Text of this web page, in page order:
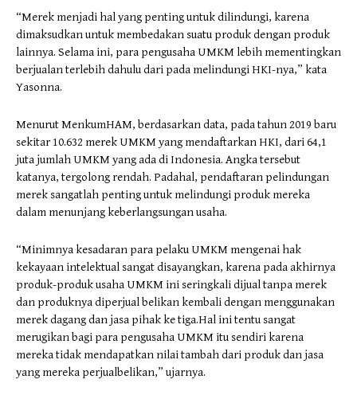
“Merek menjadi hal yang penting untuk dilindungi, karena
dimaksudkan untuk membedakan suatu produk dengan produk
lainnya. Selama ini, para pengusaha UMKM lebih mementingkan
berjualan terlebih dahulu dari pada melindungi HKI-nya,” kata
Yasonna.
Menurut MenkumHAM, berdasarkan data, pada tahun 2019 baru
sekitar 10.632 merek UMKM yang mendaftarkan HKI, dari 64,1
juta jumlah UMKM yang ada di Indonesia. Angka tersebut
katanya, tergolong rendah. Padahal, pendaftaran pelindungan
merek sangatlah penting untuk melindungi produk mereka
dalam menunjang keberlangsungan usaha.
“Minimnya kesadaran para pelaku UMKM mengenai hak
kekayaan intelektual sangat disayangkan, karena pada akhirnya
produk-produk usaha UMKM ini seringkali dijual tanpa merek
dan produknya diperjual belikan kembali dengan menggunakan
merek dagang dan jasa pihak ke tiga.Hal ini tentu sangat
merugikan bagi para pengusaha UMKM itu sendiri karena
mereka tidak mendapatkan nilai tambah dari produk dan jasa
yang mereka perjualbelikan,” ujarnya.